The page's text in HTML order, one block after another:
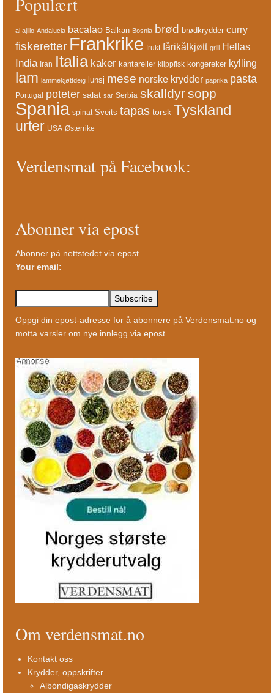
al ajillo Andalucia bacalao Balkan Bosnia brød brødkrydder curry
fiskeretter Frankrike frukt fårikålkjøtt grill Hellas
India Iran Italia kaker kantareller klippfisk kongereker kylling
lam lammekjøttdeig lunsj mese norske krydder paprika pasta
Portugal poteter salat sar Serbia skalldyrsopp
Spania spinat Sveits tapas torsk Tyskland
urter USA Østerrike
Verdensmat på Facebook:
Abonner via epost
Abonner på nettstedet via epost.
Your email:
Oppgi din epost-adresse for å abonnere på Verdensmat.no og
motta varsler om nye innlegg via epost.
Om verdensmat.no
Kontakt oss
Krydder, oppskrifter
Albóndigaskrydder